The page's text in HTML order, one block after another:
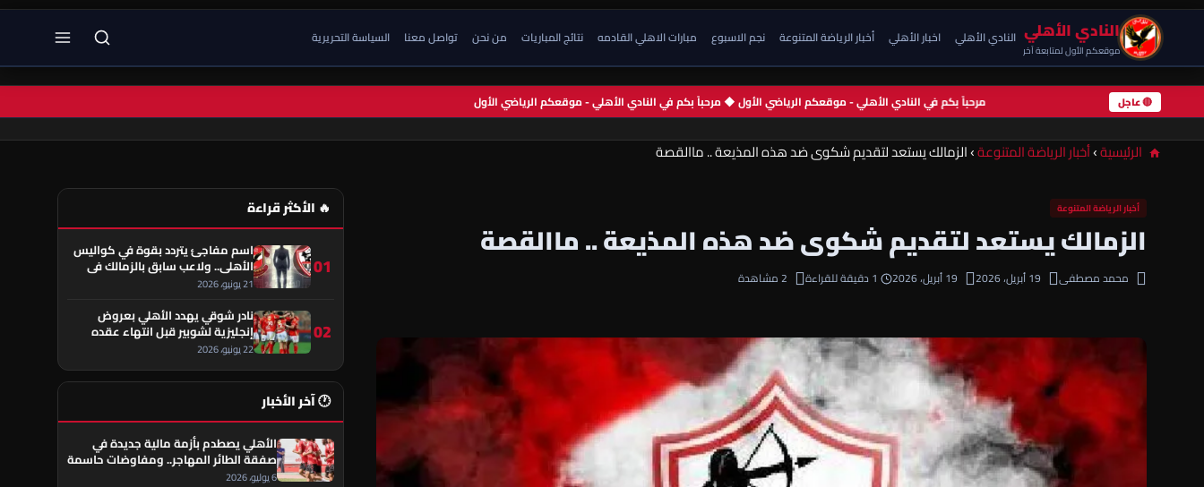
النادي الأهلي
موقعكم الأول لمتابعة آخر
النادي الأهلي اخبار الأهلي أخبار الرياضة المتنوعة نجم الاسبوع مبارات الاهلي القادمه نتائج المباريات من نحن تواصل معنا السياسة التحريرية
🔴 عاجل مرحباً بكم في النادي الأهلي - موقعكم الرياضي الأول ◆ مرحباً بكم في النادي الأهلي - موقعكم الرياضي الأول
الرئيسية›أخبار الرياضة المتنوعة›الزمالك يستعد لتقديم شكوى ضد هذه المذيعة .. ماالقصة
أخبار الرياضة المتنوعة
الزمالك يستعد لتقديم شكوى ضد هذه المذيعة .. ماالقصة
محمد مصطفى 19 أبريل، 2026 19 أبريل، 2026 1 دقيقة للقراءة 2 مشاهدة
🔥 الأكثر قراءة
01
اسم مفاجئ يتردد بقوة في كواليس
الأهلي.. ولاعب سابق بالزمالك في
قلب الحكاية!
21 يونيو، 2026
02
نادر شوقي يهدد الأهلي بعروض
إنجليزية لشوبير قبل انتهاء عقده
22 يونيو، 2026
🕐 آخر الأخبار
الأهلي يصطدم بأزمة مالية جديدة في
صفقة الطائر المهاجر.. ومفاوضات حاسمة
تقترب من الحسم
6 يوليو، 2026